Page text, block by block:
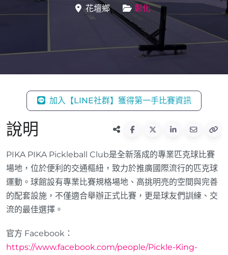
花壇鄉 彰化
加入【LINE社群】獲得第一手比賽資訊
說明
PIKA PIKA Pickleball Club是全新落成的專業匹克球比賽
場地，位於便利的交通樞紐，致力於推廣國際流行的匹克球
運動。球館設有專業比賽規格場地、高挑明亮的空間與完善
的配套設施，不僅適合舉辦正式比賽，更是球友們訓練、交
流的最佳選擇。
官方 Facebook：
https://www.facebook.com/people/Pickle-King-